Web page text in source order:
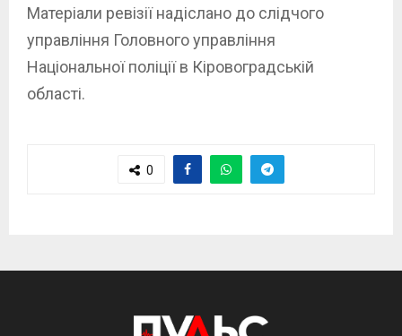
Матеріали ревізії надіслано до слідчого
управління Головного управління
Національної поліції в Кіровоградській
області.
0